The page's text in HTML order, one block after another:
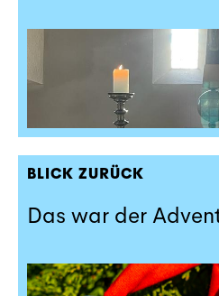
BLICK ZURÜCK
Das war der